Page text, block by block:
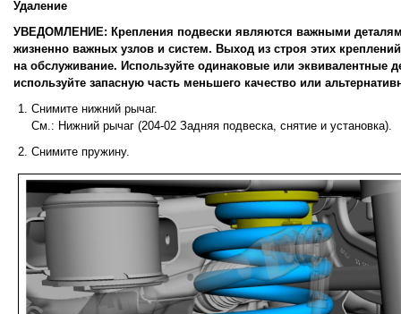
Удаление
УВЕДОМЛЕНИЕ: Крепления подвески являются важными
жизненно важных узлов и систем. Выход из строя этих
на обслуживание. Используйте одинаковые или эквивалентные
используйте запасную часть меньшего качество или
Снимите нижний рычаг.
См.: Нижний рычаг (204-02 Задняя подвеска, снятие и установка).
Снимите пружину.